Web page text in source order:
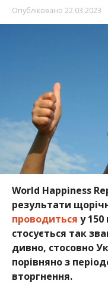
Опубліковано 22.03.2023
World Happiness
результати
проводиться у 150
стосується так
дивно, стосовно
порівняно з
вторгнення.